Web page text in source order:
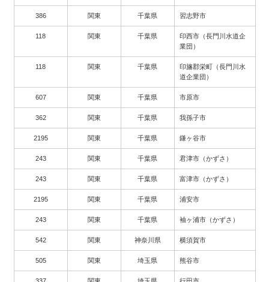
386 関東 千葉県 習志野市
118 関東 千葉県
印西市（長門川水道企
業団）
118 関東 千葉県
印旛郡栄町（長門川水
道企業団）
607 関東 千葉県 市原市
362 関東 千葉県 我孫子市
2195 関東 千葉県 鎌ヶ谷市
243 関東 千葉県 君津市（かずさ）
243 関東 千葉県 富津市（かずさ）
2195 関東 千葉県 浦安市
243 関東 千葉県 袖ヶ浦市（かずさ）
542 関東 神奈川県 横須賀市
505 関東 埼玉県 熊谷市